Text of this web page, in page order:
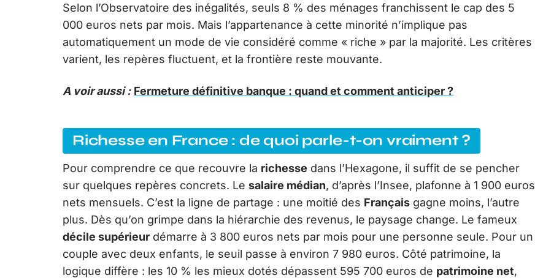
Selon l’Observatoire des inégalités, seuls 8 % des ménages franchissent le cap des 5
000 euros nets par mois. Mais l’appartenance à cette minorité n’implique pas
automatiquement un mode de vie considéré comme « riche » par la majorité. Les critères
varient, les repères fluctuent, et la frontière reste mouvante.
A voir aussi : Fermeture définitive banque : quand et comment anticiper ?
Richesse en France : de quoi parle-t-on vraiment ?
Pour comprendre ce que recouvre la richesse dans l’Hexagone, il suffit de se pencher
sur quelques repères concrets. Le salaire médian, d’après l’Insee, plafonne à 1 900 euros
nets mensuels. C’est la ligne de partage : une moitié des Français gagne moins, l’autre
plus. Dès qu’on grimpe dans la hiérarchie des revenus, le paysage change. Le fameux
décile supérieur démarre à 3 800 euros nets par mois pour une personne seule. Pour un
couple avec deux enfants, le seuil passe à environ 7 980 euros. Côté patrimoine, la
logique diffère : les 10 % les mieux dotés dépassent 595 700 euros de patrimoine net,